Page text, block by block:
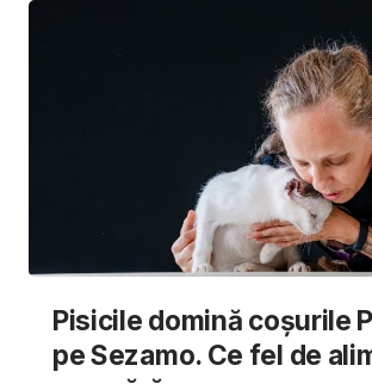
Pisicile domină coșurile
pe Sezamo. Ce fel de